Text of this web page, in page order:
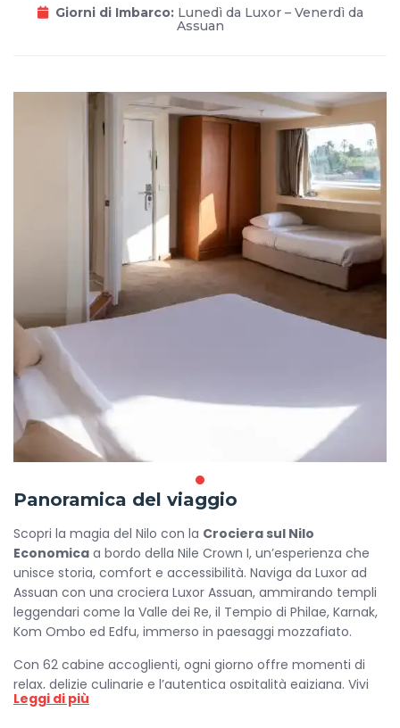
Giorni di Imbarco: Lunedì da Luxor – Venerdì da
Assuan
Panoramica del viaggio
Scopri la magia del Nilo con la Crociera sul Nilo
Economica a bordo della Nile Crown I, un’esperienza che
unisce storia, comfort e accessibilità. Naviga da Luxor ad
Assuan con una crociera Luxor Assuan, ammirando templi
leggendari come la Valle dei Re, il Tempio di Philae, Karnak,
Kom Ombo ed Edfu, immerso in paesaggi mozzafiato.
Con 62 cabine accoglienti, ogni giorno offre momenti di
relax, delizie culinarie e l’autentica ospitalità egiziana. Vivi
un’avventura indimenticabile con la crociera sul nilo
Leggi di più